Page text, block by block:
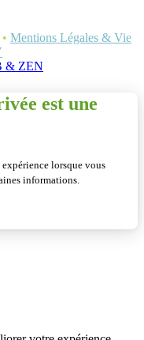
• Mentions Légales & Vie
& ZEN
est une
lorsque vous
informations.